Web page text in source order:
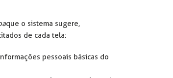
que o sistema sugere,
de cada tela:
pessoais básicas do